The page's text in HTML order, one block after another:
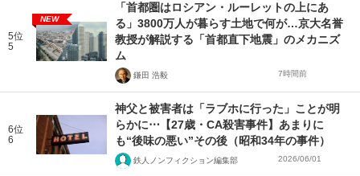
5位
5
NEW
「首都圏はロシアン・ルーレットの上にあ
る」3800万人が暮らす土地で何が…京大名誉
教授が解説する「首都直下地震」のメカニズ
ム
鎌田 浩毅 7時間前
6位
6
神父と被害者は「ラブホに行った」ことが明
らかに⋯【27歳・CA殺害事件】あまりに
も“後味の悪い”その後（昭和34年の事件）
鉄人ノンフィクション編集部 2026/06/01